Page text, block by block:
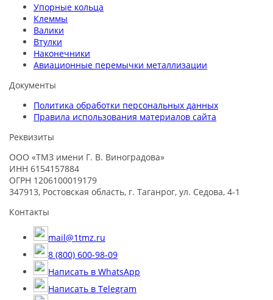
Упорные кольца
Клеммы
Валики
Втулки
Наконечники
Авиационные перемычки металлизации
Документы
Политика обработки персональных данных
Правила использования материалов сайта
Реквизиты
ООО «ТМЗ имени Г. В. Виноградова»
ИНН 6154157884
ОГРН 1206100019179
347913, Ростовская область, г. Таганрог, ул. Седова, 4-1
Контакты
mail@1tmz.ru
8 (800) 600-98-09
Написать в WhatsApp
Написать в Telegram